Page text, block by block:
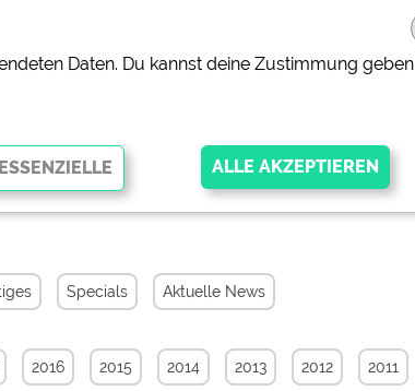
2019
Specials Aktuelle News
2016 2015 2014 2013 2012 2011
Daten. Du kannst deine Zustimmung geben
Teile der Website